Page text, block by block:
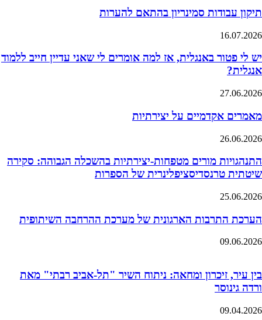
תיקון עבודות סמינריון בהתאם להערות
16.07.2026
יש לי פטור באנגלית, אז למה אומרים לי שאני עדיין חייב ללמוד
אנגלית?
27.06.2026
מאמרים אקדמיים על יצירתיות
26.06.2026
התנהגויות מורים מטפחות-יצירתיות בהשכלה הגבוהה: סקירה
שיטתית טרנסדיסציפלינרית של הספרות
25.06.2026
הערכת התרבות הארגונית של מערכת ההרחבה השיתופית
09.06.2026
בין עיר, זיכרון ומחאה: ניתוח השיר "תל-אביב רבתי" מאת
ורדה גינוסר
09.04.2026